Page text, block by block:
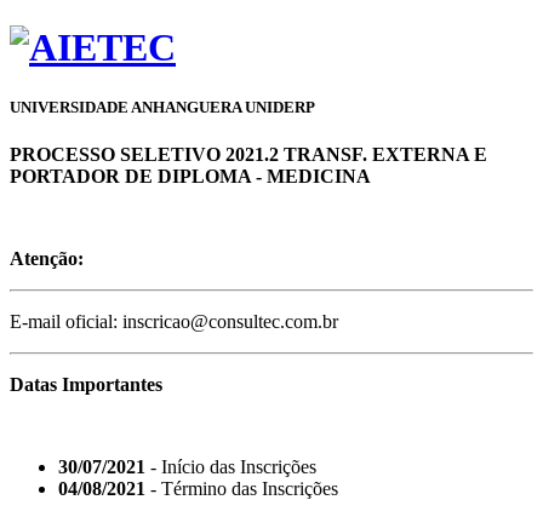
UNIVERSIDADE ANHANGUERA UNIDERP
PROCESSO SELETIVO 2021.2 TRANSF. EXTERNA E
PORTADOR DE DIPLOMA - MEDICINA
Atenção:
E-mail oficial: inscricao@consultec.com.br
Datas Importantes
30/07/2021 - Início das Inscrições
04/08/2021 - Término das Inscrições